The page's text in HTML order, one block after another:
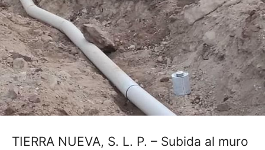
TIERRA NUEVA, S. L. P. – Subida al muro